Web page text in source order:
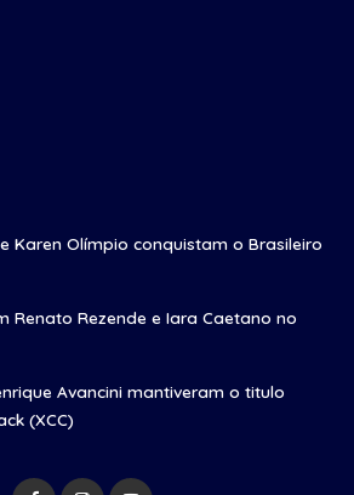
Karen Olímpio conquistam o Brasileiro
Renato Rezende e Iara Caetano no
Avancini mantiveram o titulo
(XCC)